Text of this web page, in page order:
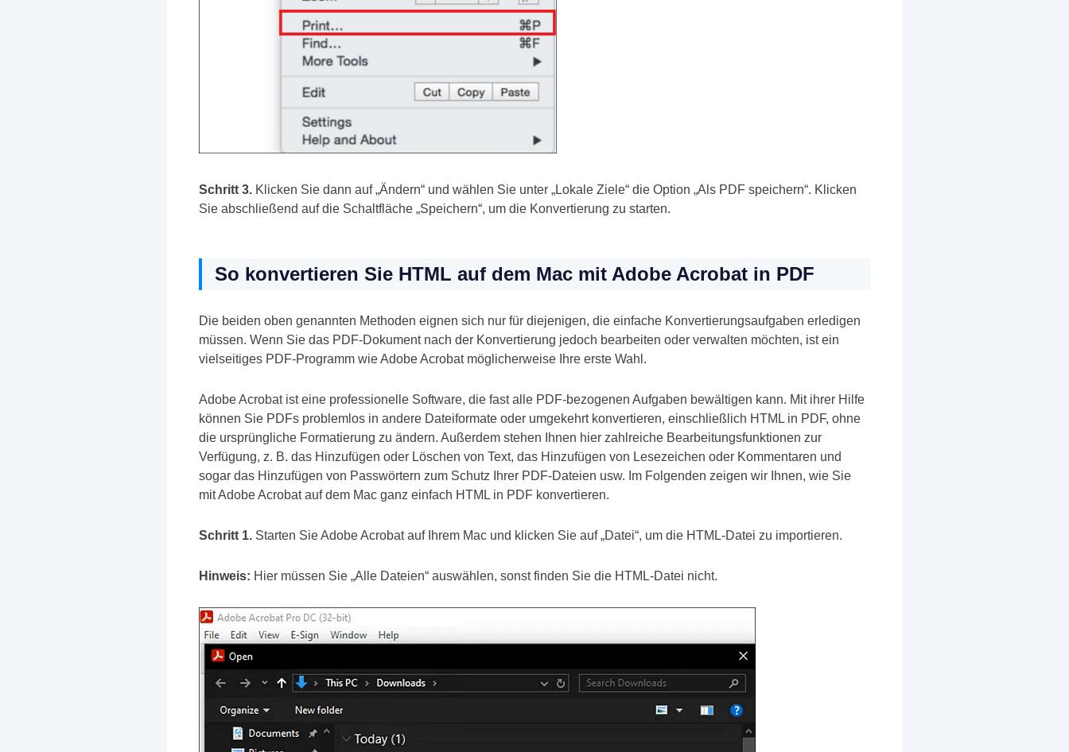
Schritt 3. Klicken Sie dann auf „Ändern“ und wählen Sie unter „Lokale Ziele“ die Option „Als PDF speichern“. Klicken
Sie abschließend auf die Schaltfläche „Speichern“, um die Konvertierung zu starten.
So konvertieren Sie HTML auf dem Mac mit Adobe Acrobat in PDF
Die beiden oben genannten Methoden eignen sich nur für diejenigen, die einfache Konvertierungsaufgaben erledigen
müssen. Wenn Sie das PDF-Dokument nach der Konvertierung jedoch bearbeiten oder verwalten möchten, ist ein
vielseitiges PDF-Programm wie Adobe Acrobat möglicherweise Ihre erste Wahl.
Adobe Acrobat ist eine professionelle Software, die fast alle PDF-bezogenen Aufgaben bewältigen kann. Mit ihrer Hilfe
können Sie PDFs problemlos in andere Dateiformate oder umgekehrt konvertieren, einschließlich HTML in PDF, ohne
die ursprüngliche Formatierung zu ändern. Außerdem stehen Ihnen hier zahlreiche Bearbeitungsfunktionen zur
Verfügung, z. B. das Hinzufügen oder Löschen von Text, das Hinzufügen von Lesezeichen oder Kommentaren und
sogar das Hinzufügen von Passwörtern zum Schutz Ihrer PDF-Dateien usw. Im Folgenden zeigen wir Ihnen, wie Sie
mit Adobe Acrobat auf dem Mac ganz einfach HTML in PDF konvertieren.
Schritt 1. Starten Sie Adobe Acrobat auf Ihrem Mac und klicken Sie auf „Datei“, um die HTML-Datei zu importieren.
Hinweis: Hier müssen Sie „Alle Dateien“ auswählen, sonst finden Sie die HTML-Datei nicht.